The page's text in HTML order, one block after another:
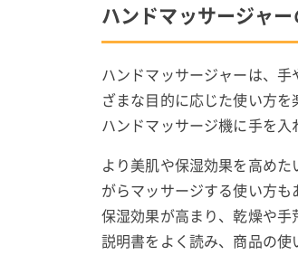
ハンドマッサージャ
ハンドマッサージャーは、
ざまな目的に応じた使い方を
ハンドマッサージ機に手を
より美肌や保湿効果を高め
がらマッサージする使い方も
保湿効果が高まり、乾燥や手
説明書をよく読み、商品の使